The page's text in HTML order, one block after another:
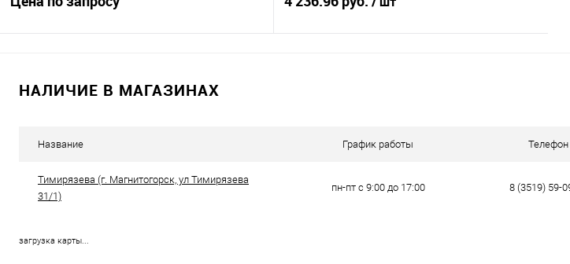
НАЛИЧИЕ В МАГАЗИНАХ
Название График работы Телефон
Тимирязева (г. Магнитогорск, ул Тимирязева
31/1)
пн-пт с 9:00 до 17:00 8 (3519) 59-
загрузка карты...